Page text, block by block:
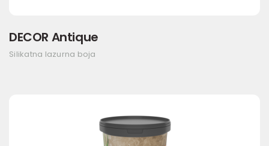
DECOR Antique
Silikatna lazurna boja